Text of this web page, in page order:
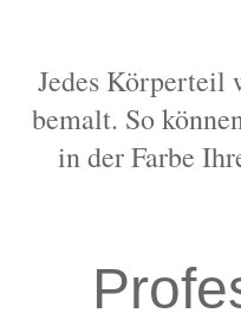
Jedes Körperteil
bemalt. So
in der Farbe